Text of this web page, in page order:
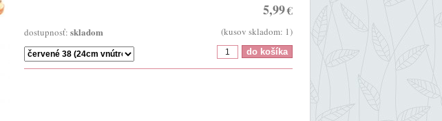
5,99€
dostupnosť: skladom (kusov skladom: 1)